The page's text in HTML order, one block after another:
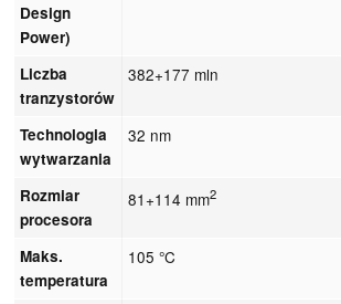
Design
Power)
Liczba
tranzystorów
382+177 mln
Technologia
wytwarzania
32 nm
Rozmiar
procesora
81+114 mm2
Maks.
temperatura
105 °C